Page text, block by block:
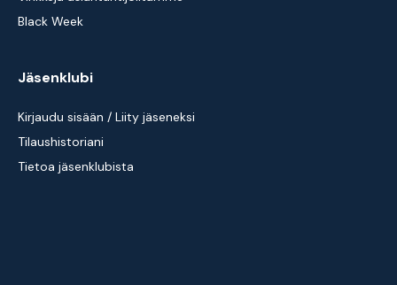
Black Week
Jäsenklubi
Kirjaudu sisään / Liity jäseneksi
Tilaushistoriani
Tietoa jäsenklubista